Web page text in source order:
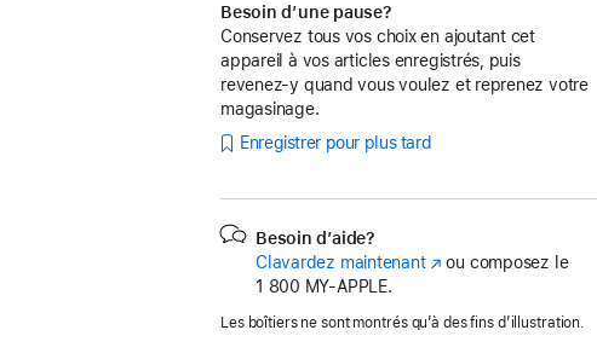
Besoin d’une pause?
Conservez tous vos choix en ajoutant cet
appareil à vos articles enregistrés, puis
revenez-y quand vous voulez et reprenez votre
magasinage.
Enregistrer pour plus tard
Besoin d’aide?
Clavardez maintenant(s’ouvre
nouvelle
ou composez le
1 800 MY‑APPLE.
Les boîtiers ne sont montrés qu’à des fins d’illustration.